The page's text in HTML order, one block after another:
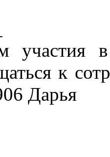
участия
к
Дарья